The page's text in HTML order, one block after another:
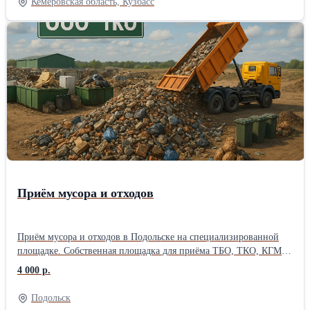
Приём мусора и отходов
Приём мусора и отходов в Подольске на специализированной
площадке. Собственная площадка для приёма ТБО, ТКО, КГМ и
строительного мусора Принимаем КАЖДЫЙ ДЕНЬ от частных
лиц, строительных и ЖКХ бригад, офисов и складов ЧТО
ПРИНИМАЕМ: Твёрдые бытовые отходы (ТБО) и коммунальные
отходы (ТКО) Крупногабаритный хлам: старая мебель, техника,
4 000 р.
Подольск